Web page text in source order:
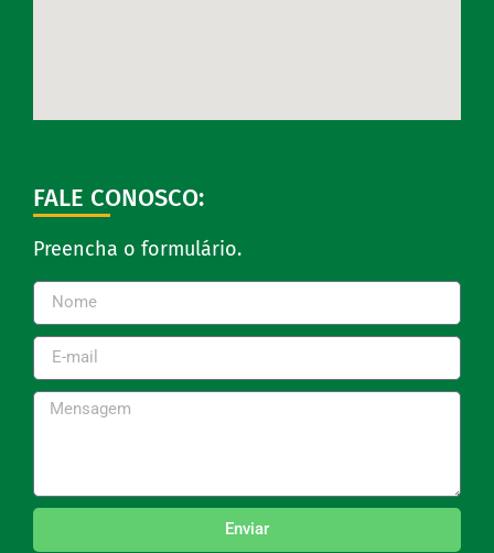
FALE CONOSCO:
Preencha o formulário.
Enviar